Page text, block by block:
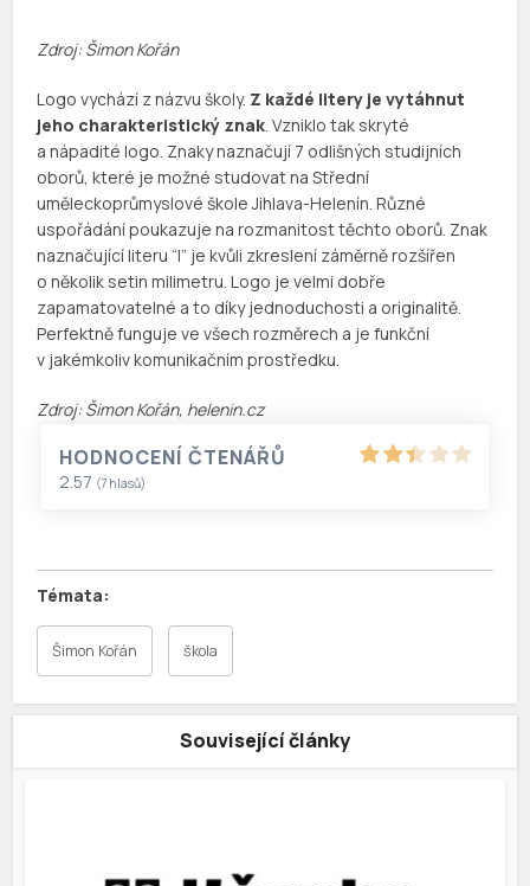
Zdroj: Šimon Kořán
Logo vychází z názvu školy. Z každé litery je vytáhnut
jeho charakteristický znak. Vzniklo tak skryté
a nápadité logo. Znaky naznačují 7 odlišných studijních
oborů, které je možné studovat na Střední
uměleckoprůmyslové škole Jihlava-Helenín. Různé
uspořádání poukazuje na rozmanitost těchto oborů. Znak
naznačující literu “I” je kvůli zkreslení záměrně rozšířen
o několik setin milimetru. Logo je velmi dobře
zapamatovatelné a to díky jednoduchosti a originalitě.
Perfektně funguje ve všech rozměrech a je funkční
v jakémkoliv komunikačním prostředku.
Zdroj: Šimon Kořán, helenin.cz
HODNOCENÍ ČTENÁŘŮ
2.57 (7 hlasů)
Šimon Kořán škola
Související články